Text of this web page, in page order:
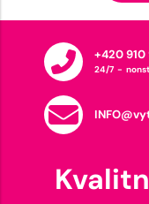
+420 910
24/7 -